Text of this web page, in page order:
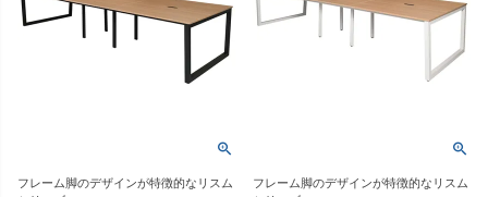
フレーム脚のデザインが特徴的なリスム
フレーム脚のデザインが特徴的なリスム